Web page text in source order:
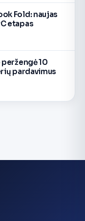
Fold: naujas
etapas
10
pardavimus